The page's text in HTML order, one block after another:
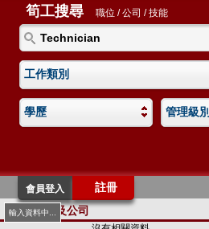
筍工搜尋 職位 / 公司 / 技能
工作類別
學歷 管理級別
會員登入 註冊
輸入資料中...職位及公司